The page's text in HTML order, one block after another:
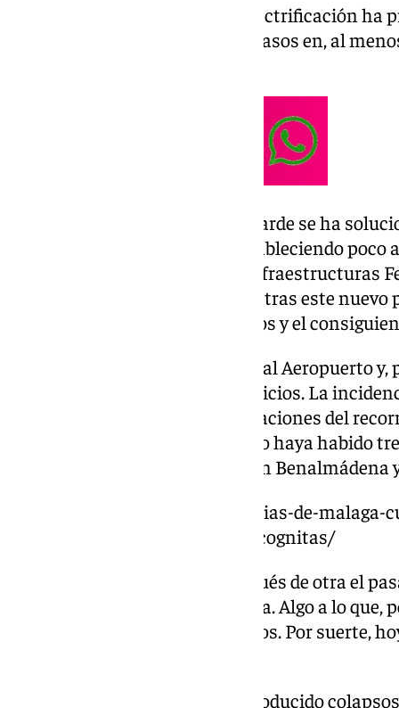
Esta avería por un fallo en la electrificación ha
nueve trenes y haya habido retrasos en, al
Un poco antes de las dos de la tarde se ha
ha permitido que se vayan restableciendo poco
del tren. El Administrador de Infraestructuras
restablecer el servicio de trenes tras este
colapsos en los vagones, retrasos y el
Viajeros que muchas veces van al Aeropuerto
relativa puntualidad en los servicios. La
electrificación entre ambas estaciones del
desde Los Prados en adelante no haya habido
lunes 9 de diciembre. Es decir, en Benalmádena
https://www.101tv.es/el-cercanias-de-malaga-
tokio-entre-el-colapso-y-las-incognitas/
Una avería que llega justo después de otra el
entre Benalmádena y Fuengirola. Algo a lo
empiezan a estar acostumbrados. Por suerte,
Además, en el puente de han producido